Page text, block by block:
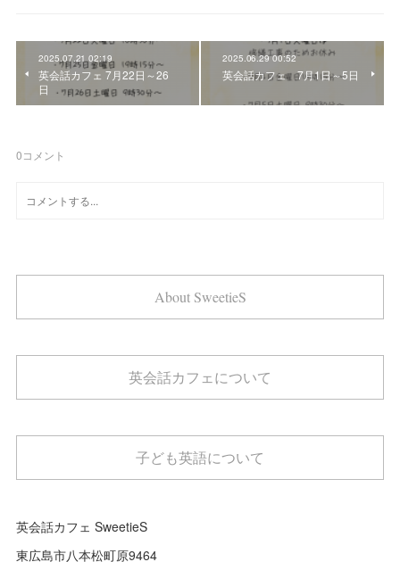
2025.07.21 02:19
英会話カフェ 7月22日～26
日
2025.06.29 00:52
英会話カフェ 7月1日～5日
0コメント
About SweetieS
英会話カフェについて
子ども英語について
英会話カフェ SweetieS
東広島市八本松町原9464